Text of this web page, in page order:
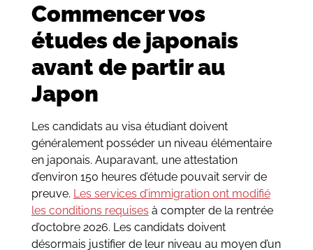
Commencer vos
études de japonais
avant de partir au
Japon
Les candidats au visa étudiant doivent
généralement posséder un niveau élémentaire
en japonais. Auparavant, une attestation
d’environ 150 heures d’étude pouvait servir de
preuve. Les services d’immigration ont modifié
les conditions requises à compter de la rentrée
d’octobre 2026. Les candidats doivent
désormais justifier de leur niveau au moyen d’un